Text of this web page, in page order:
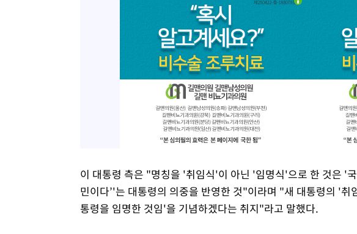
이 대통령 측은 "명칭을 '취임식'이 아닌 '임명식'으로 한 것은 '
민이다’'는 대통령의 의중을 반영한 것"이라며 "새 대통령의 '
통령을 임명한 것임'을 기념하겠다는 취지"라고 말했다.